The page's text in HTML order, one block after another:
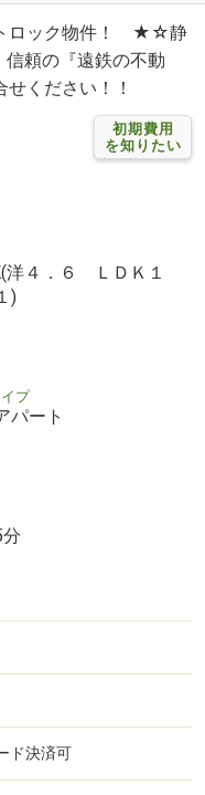
トロック物件！ ★☆静
頼の『遠鉄の不動
ください！！
初期費用
を知りたい
洋４．６ ＬＤＫ１
)
プ
パート
ド決済可